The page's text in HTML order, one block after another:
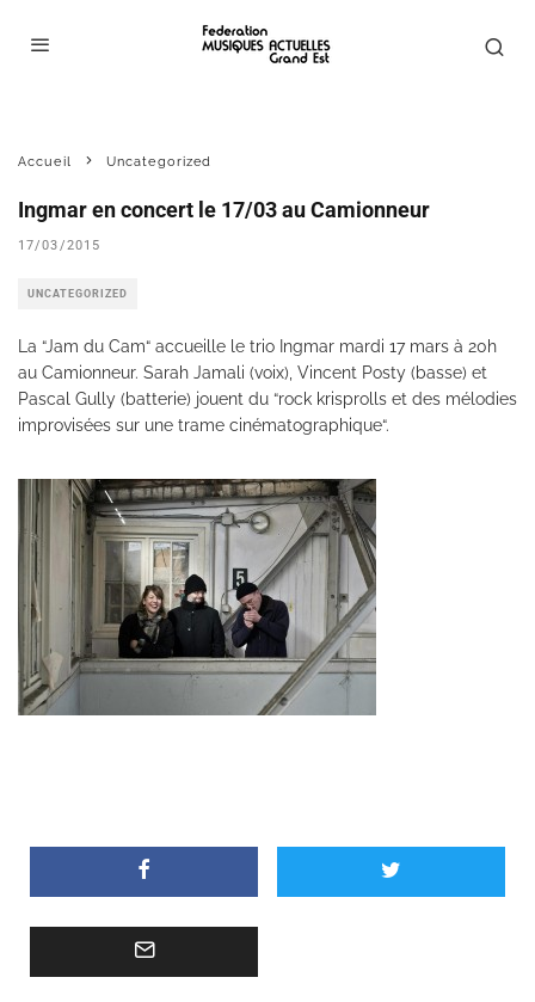
Accueil Uncategorized
Ingmar en concert le 17/03 au Camionneur
17/03/2015
UNCATEGORIZED
La “Jam du Cam“ accueille le trio Ingmar mardi 17 mars à 20h
au Camionneur. Sarah Jamali (voix), Vincent Posty (basse) et
Pascal Gully (batterie) jouent du “rock krisprolls et des mélodies
improvisées sur une trame cinématographique“.